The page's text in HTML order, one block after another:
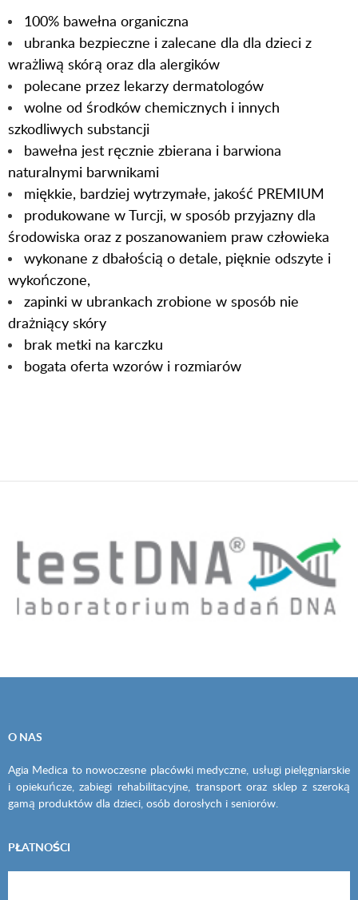
100% bawełna organiczna
ubranka bezpieczne i zalecane dla dla dzieci z
wrażliwą skórą oraz dla alergików
polecane przez lekarzy dermatologów
wolne od środków chemicznych i innych
szkodliwych substancji
bawełna jest ręcznie zbierana i barwiona
naturalnymi barwnikami
miękkie, bardziej wytrzymałe, jakość PREMIUM
produkowane w Turcji, w sposób przyjazny dla
środowiska oraz z poszanowaniem praw człowieka
wykonane z dbałością o detale, pięknie odszyte i
wykończone,
zapinki w ubrankach zrobione w sposób nie
drażniący skóry
brak metki na karczku
bogata oferta wzorów i rozmiarów
O NAS
Agia Medica to nowoczesne placówki medyczne, usługi pielęgniarskie
i opiekuńcze, zabiegi rehabilitacyjne, transport oraz sklep z szeroką
gamą produktów dla dzieci, osób dorosłych i seniorów.
PŁATNOŚCI